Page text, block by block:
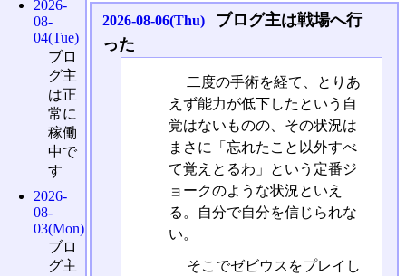
2026-08-06(Thu)
ブログ主は戦場へ行
った
二度の手術を経て、とりあ
えず能力が低下したという自
覚はないものの、その状況は
まさに「忘れたこと以外すべ
て覚えとるわ」という定番ジ
ョークのような状況といえ
る。自分で自分を信じられな
い。
そこでゼビウスをプレイし
2026-
08-
04(Tue)
ブロ
グ主
は正
常に
稼働
中で
す
2026-
08-
03(Mon)
ブロ
グ主